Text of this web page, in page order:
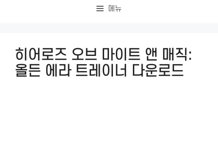
메뉴
히어로즈 오브 마이트 앤 매직:
올든 에라 트레이너 다운로드